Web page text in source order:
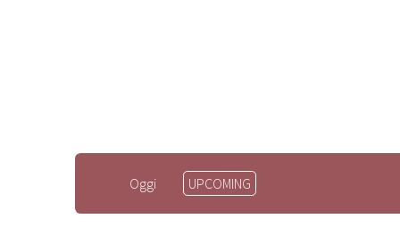
Oggi UPCOMING Seleziona